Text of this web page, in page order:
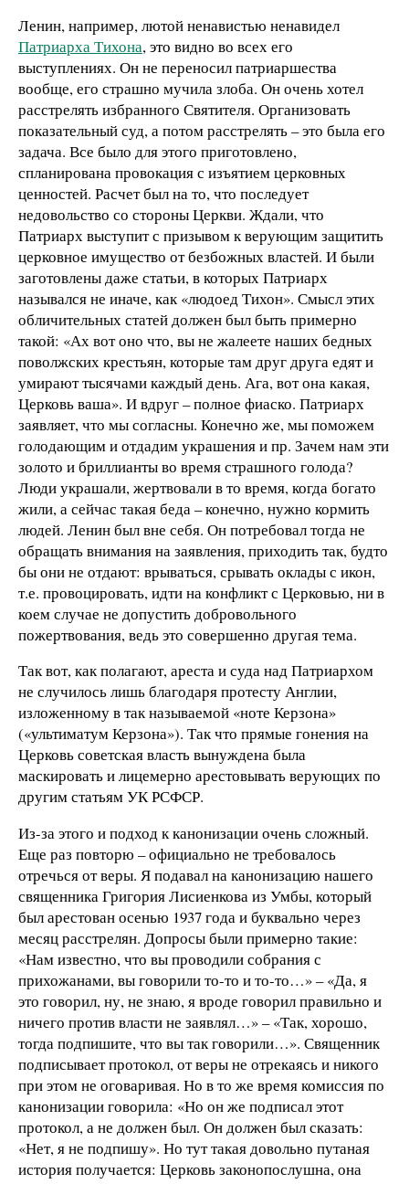
Ленин, например, лютой ненавистью ненавидел
Патриарха Тихона, это видно во всех его
выступлениях. Он не переносил патриаршества
вообще, его страшно мучила злоба. Он очень хотел
расстрелять избранного Святителя. Организовать
показательный суд, а потом расстрелять – это была его
задача. Все было для этого приготовлено,
спланирована провокация с изъятием церковных
ценностей. Расчет был на то, что последует
недовольство со стороны Церкви. Ждали, что
Патриарх выступит с призывом к верующим защитить
церковное имущество от безбожных властей. И были
заготовлены даже статьи, в которых Патриарх
назывался не иначе, как «людоед Тихон». Смысл этих
обличительных статей должен был быть примерно
такой: «Ах вот оно что, вы не жалеете наших бедных
поволжских крестьян, которые там друг друга едят и
умирают тысячами каждый день. Ага, вот она какая,
Церковь ваша». И вдруг – полное фиаско. Патриарх
заявляет, что мы согласны. Конечно же, мы поможем
голодающим и отдадим украшения и пр. Зачем нам эти
золото и бриллианты во время страшного голода?
Люди украшали, жертвовали в то время, когда богато
жили, а сейчас такая беда – конечно, нужно кормить
людей. Ленин был вне себя. Он потребовал тогда не
обращать внимания на заявления, приходить так, будто
бы они не отдают: врываться, срывать оклады с икон,
т.е. провоцировать, идти на конфликт с Церковью, ни в
коем случае не допустить добровольного
пожертвования, ведь это совершенно другая тема.
Так вот, как полагают, ареста и суда над Патриархом
не случилось лишь благодаря протесту Англии,
изложенному в так называемой «ноте Керзона»
(«ультиматум Керзона»). Так что прямые гонения на
Церковь советская власть вынуждена была
маскировать и лицемерно арестовывать верующих по
другим статьям УК РСФСР.
Из-за этого и подход к канонизации очень сложный.
Еще раз повторю – официально не требовалось
отречься от веры. Я подавал на канонизацию нашего
священника Григория Лисиенкова из Умбы, который
был арестован осенью 1937 года и буквально через
месяц расстрелян. Допросы были примерно такие:
«Нам известно, что вы проводили собрания с
прихожанами, вы говорили то-то и то-то…» – «Да, я
это говорил, ну, не знаю, я вроде говорил правильно и
ничего против власти не заявлял…» – «Так, хорошо,
тогда подпишите, что вы так говорили…». Священник
подписывает протокол, от веры не отрекаясь и никого
при этом не оговаривая. Но в то же время комиссия по
канонизации говорила: «Но он же подписал этот
протокол, а не должен был. Он должен был сказать:
«Нет, я не подпишу». Но тут такая довольно путаная
история получается: Церковь законопослушна, она